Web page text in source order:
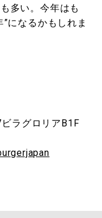
多い。今年はも
になるかもしれま
ラグロリアB1F